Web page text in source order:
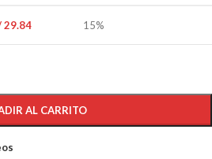
29.84 15%
AL CARRITO